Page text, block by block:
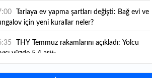
kurallar yürürlüğe girdi
için yeni kurallar neler?
yüzde 5,4 arttı
Piyasaların beklediği veri geldi: ABD tarım